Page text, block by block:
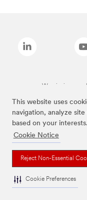
This website uses
navigation, analyze
based on your interests.
Cookie Notice
Reject Non-Essential
Cookie Preferences
Wymienione